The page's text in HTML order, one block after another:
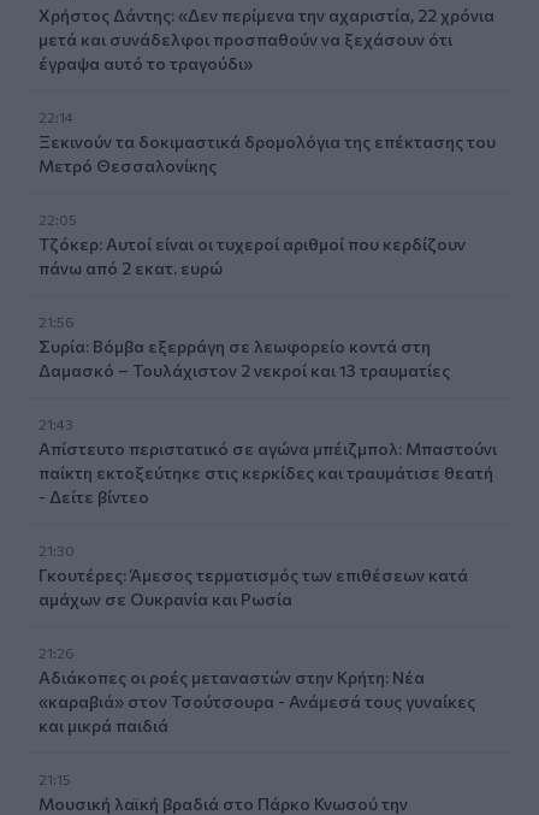
Χρήστος Δάντης: «Δεν περίμενα την αχαριστία, 22 χρόνια
μετά και συνάδελφοι προσπαθούν να ξεχάσουν ότι
έγραψα αυτό το τραγούδι»
22:14
Ξεκινούν τα δοκιμαστικά δρομολόγια της επέκτασης του
Μετρό Θεσσαλονίκης
22:05
Τζόκερ: Αυτοί είναι οι τυχεροί αριθμοί που κερδίζουν
πάνω από 2 εκατ. ευρώ
21:56
Συρία: Βόμβα εξερράγη σε λεωφορείο κοντά στη
Δαμασκό – Τουλάχιστον 2 νεκροί και 13 τραυματίες
21:43
Απίστευτο περιστατικό σε αγώνα μπέιζμπολ: Μπαστούνι
παίκτη εκτοξεύτηκε στις κερκίδες και τραυμάτισε θεατή
- Δείτε βίντεο
21:30
Γκουτέρες: Άμεσος τερματισμός των επιθέσεων κατά
αμάχων σε Ουκρανία και Ρωσία
21:26
Αδιάκοπες οι ροές μεταναστών στην Κρήτη: Νέα
«καραβιά» στον Τσούτσουρα - Ανάμεσά τους γυναίκες
και μικρά παιδιά
21:15
Μουσική λαϊκή βραδιά στο Πάρκο Κνωσού την